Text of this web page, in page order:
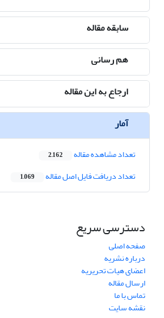
سابقه مقاله
هم رسانی
ارجاع به این مقاله
آمار
تعداد مشاهده مقاله 2,162
تعداد دریافت فایل اصل مقاله 1,069
دسترسی سریع
صفحه اصلی
درباره نشریه
اعضای هیات تحریریه
ارسال مقاله
تماس با ما
نقشه سایت